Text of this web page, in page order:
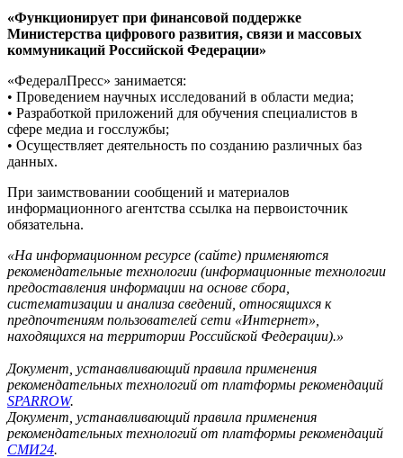
«Функционирует при финансовой поддержке
Министерства цифрового развития, связи и массовых
коммуникаций Российской Федерации»
«ФедералПресс» занимается:
• Проведением научных исследований в области медиа;
• Разработкой приложений для обучения специалистов в
сфере медиа и госслужбы;
• Осуществляет деятельность по созданию различных баз
данных.
При заимствовании сообщений и материалов
информационного агентства ссылка на первоисточник
обязательна.
«На информационном ресурсе (сайте) применяются
рекомендательные технологии (информационные технологии
предоставления информации на основе сбора,
систематизации и анализа сведений, относящихся к
предпочтениям пользователей сети «Интернет»,
находящихся на территории Российской Федерации).»
Документ, устанавливающий правила применения
рекомендательных технологий от платформы рекомендаций
SPARROW.
Документ, устанавливающий правила применения
рекомендательных технологий от платформы рекомендаций
СМИ24.